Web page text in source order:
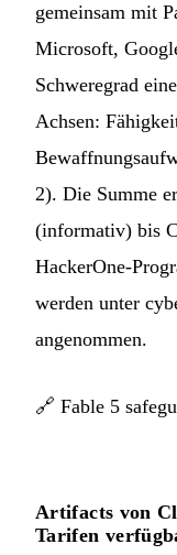
gemeinsam mit
Microsoft,
Schweregrad
Achsen:
2). Die Summe
(informativ) bis
HackerOne-
werden unter
angenommen.
🔗 Fable 5
Artifacts von
Tarifen